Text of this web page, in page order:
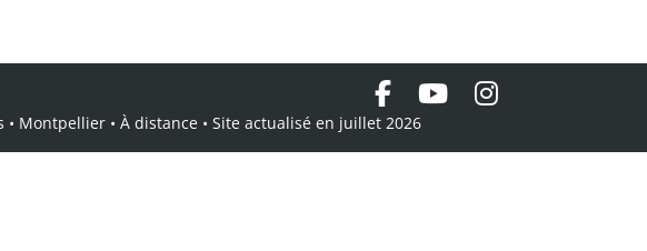
• Montpellier • À distance • Site actualisé en juillet 2026